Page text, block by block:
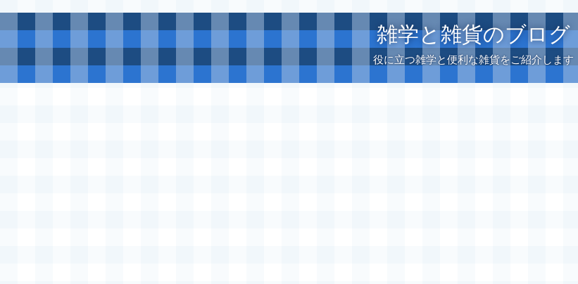
雑学と雑貨のブログ
役に立つ雑学と便利な雑貨をご紹介します